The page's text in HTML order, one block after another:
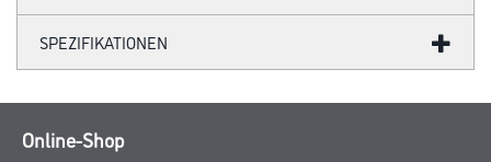
SPEZIFIKATIONEN
Online-Shop